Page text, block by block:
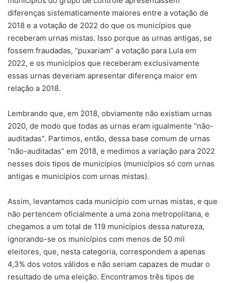
diferenças sistematicamente maiores entre a votação de
2018 e a votação de 2022 do que os municípios que
receberam urnas mistas. Isso porque as urnas antigas, se
fossem fraudadas, “puxariam” a votação para Lula em
2022, e os municípios que receberam exclusivamente
essas urnas deveriam apresentar diferença maior em
relação a 2018.
Lembrando que, em 2018, obviamente não existiam urnas
2020, de modo que todas as urnas eram igualmente “não-
auditadas”. Partimos, então, dessa base comum de urnas
“não-auditadas” em 2018, e medimos a variação para 2022
nesses dois tipos de municípios (municípios só com urnas
antigas e municípios com urnas mistas).
Assim, levantamos cada município com urnas mistas, e que
não pertencem oficialmente a uma zona metropolitana, e
chegamos a um total de 119 municípios dessa natureza,
ignorando-se os municípios com menos de 50 mil
eleitores, que, nesta categoria, correspondem a apenas
4,3% dos votos válidos e não seriam capazes de mudar o
resultado de uma eleição. Encontramos três tipos de